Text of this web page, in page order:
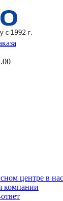
центре в
компании